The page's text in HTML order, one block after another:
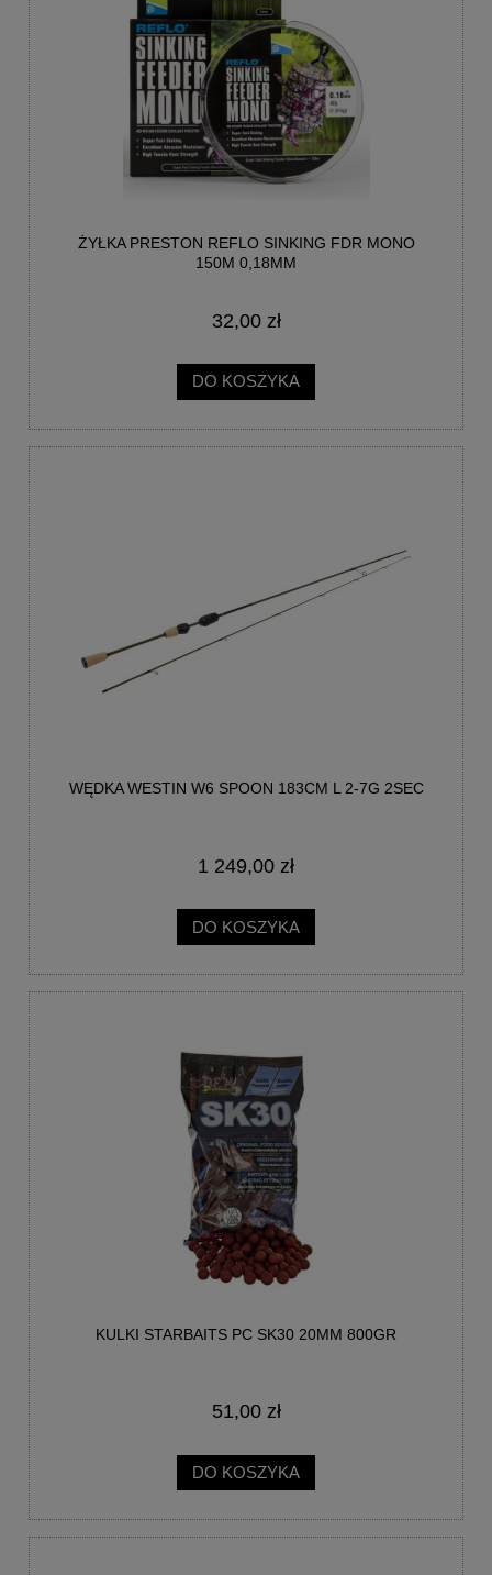
ŻYŁKA PRESTON REFLO SINKING FDR MONO
150M 0,18MM
32,00 zł
DO KOSZYKA
WĘDKA WESTIN W6 SPOON 183CM L 2-7G 2SEC
1 249,00 zł
DO KOSZYKA
KULKI STARBAITS PC SK30 20MM 800GR
51,00 zł
DO KOSZYKA